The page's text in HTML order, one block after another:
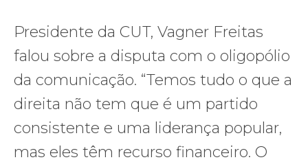
Presidente da CUT, Vagner Freitas
falou sobre a disputa com o oligopólio
da comunicação. “Temos tudo o que a
direita não tem que é um partido
consistente e uma liderança popular,
mas eles têm recurso financeiro. O